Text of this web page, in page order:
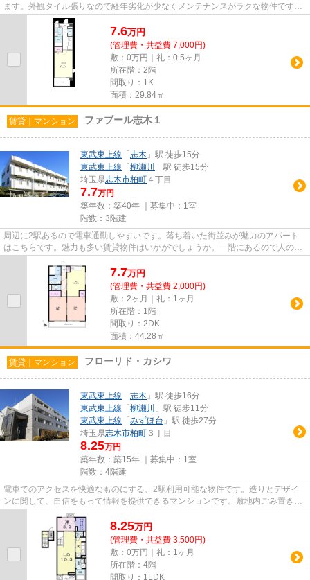
ます。外観タイル張りなので経年劣化が少なくメンテナンスがラクな物件です。
防犯対策もバッチリなマンシ...
7.6万円
(管理費・共益費 7,000円)
敷：0万円｜礼：0.5ヶ月
所在階：2階
間取り：1K
面積：29.84㎡
賃貸｜マンション ファブール志木１
東武東上線 「 志木 」駅 徒歩15分
東武東上線 「 柳瀬川
」駅 徒歩15分
埼玉県志木市柏町 ４丁目
7.7万円
築年数：築40年 ｜募集中： 1室
階数：3階建
周辺に2駅あるので電車通勤しやすいです。落ち着いた街並みが魅力のアパート
はこちらです。魅力も多い賃貸物件はいかがでしょうか。一階にあるので人の目
は気になってしまうかもしれま...
7.7万円
(管理費・共益費 2,000円)
敷：2ヶ月｜礼：1ヶ月
所在階：1階
間取り：2DK
面積：44.28㎡
賃貸｜マンション フローリド・カシワ
東武東上線 「 志木 」駅 徒歩16分
東武東上線 「 柳瀬川
」駅 徒歩11分
東武東上線 「 みずほ台 」駅 徒歩27分
埼玉県志木市柏町 ３丁目
8.25万円
築年数：築15年 ｜募集中： 1室
階数：4階建
電車でのアクセスを快適なものにする、2駅利用可能な物件です。造りとデザイ
ンに関して、自信をもって情報を提供できるマンションです。敷地内ごみ置き場
があればごみをもって歩く距離...
8.25万円
(管理費・共益費 3,500円)
敷：0万円｜礼：1ヶ月
所在階：4階
間取り：1LDK